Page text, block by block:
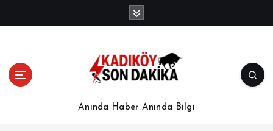
Anında Haber Anında Bilgi